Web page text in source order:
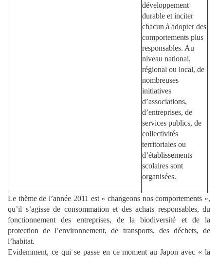
développement
durable et inciter
chacun à adopter des
comportements plus
responsables. Au
niveau national,
régional ou local, de
nombreuses
initiatives
d’associations,
d’entreprises, de
services publics, de
collectivités
territoriales ou
d’établissements
scolaires sont
organisées.
Le thème de l’année 2011 est « changeons nos comportements »,
qu’il s’agisse de consommation et des achats responsables, du
fonctionnement des entreprises, de la biodiversité et de la
protection de l’environnement, de transports, des déchets, de
l’habitat.
Evidemment, ce qui se passe en ce moment au Japon avec « la